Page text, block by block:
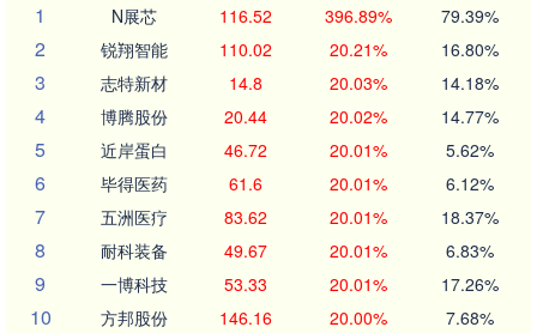
1
N展芯 116.52 396.89% 79.39%
2 锐翔智能 110.02 20.21% 16.80%
3 志特新材 14.8 20.03% 14.18%
4 博腾股份 20.44 20.02% 14.77%
5 近岸蛋白 46.72 20.01% 5.62%
6 毕得医药 61.6 20.01% 6.12%
7 五洲医疗 83.62 20.01% 18.37%
8 耐科装备 49.67 20.01% 6.83%
9 一博科技 53.33 20.01% 17.26%
10 方邦股份 146.16 20.00% 7.68%